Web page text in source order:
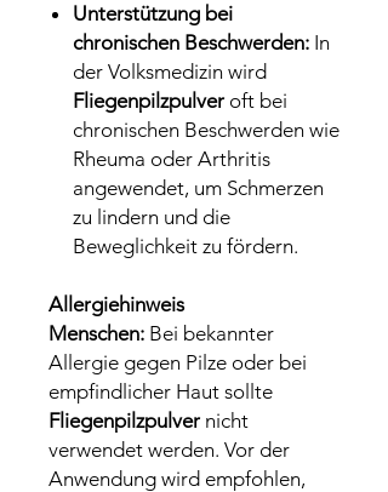
Unterstützung bei
chronischen Beschwerden: In
der Volksmedizin wird
Fliegenpilzpulver oft bei
chronischen Beschwerden wie
Rheuma oder Arthritis
angewendet, um Schmerzen
zu lindern und die
Beweglichkeit zu fördern.
Allergiehinweis
Menschen: Bei bekannter
Allergie gegen Pilze oder bei
empfindlicher Haut sollte
Fliegenpilzpulver nicht
verwendet werden. Vor der
Anwendung wird empfohlen,